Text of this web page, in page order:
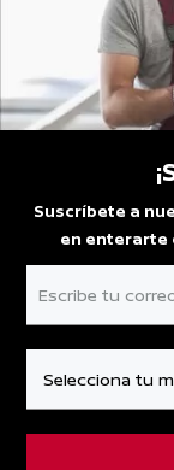
Suscríbete a
en enterarte